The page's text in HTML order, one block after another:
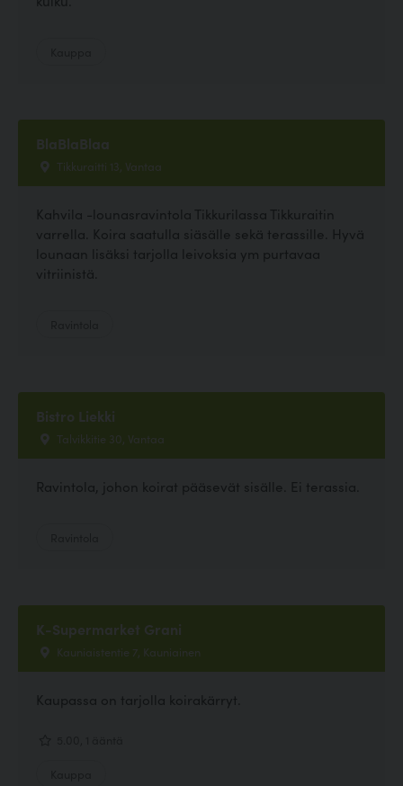
BlaBlaBlaa
Tikkuraitti 13, Vantaa
Kahvila -lounasravintola Tikkurilassa Tikkuraitin
varrella. Koira saatulla siäsälle sekä terassille. Hyvä
lounaan lisäksi tarjolla leivoksia ym purtavaa
vitriinistä.
Bistro Liekki
Talvikkitie 30, Vantaa
Ravintola, johon koirat pääsevät sisälle. Ei terassia.
K-Supermarket Grani
Kauniaistentie 7, Kauniainen
Kaupassa on tarjolla koirakärryt.